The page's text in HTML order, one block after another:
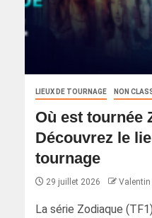
LIEUX DE TOURNAGE NON
Où est tournée
Découvrez le
tournage
29 juillet 2026 Valentin
La série Zodiaque